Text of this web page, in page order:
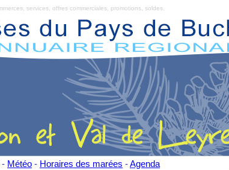
services, offres commerciales, promotions, soldes.
- Météo - Horaires des marées -Agenda